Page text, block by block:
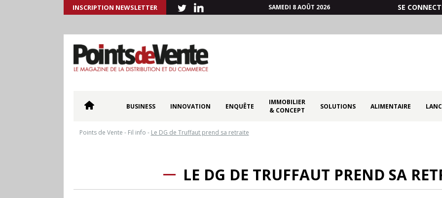
INSCRIPTION NEWSLETTER SAMEDI 8 AOÛT 2026 SE
BUSINESS INNOVATION ENQUÊTE
IMMOBILIER
& CONCEPT
SOLUTIONS ALIMENTAIRE
Points de Vente - Fil info - Le DG de Truffaut prend sa retraite
LE DG DE TRUFFAUT PREND SA